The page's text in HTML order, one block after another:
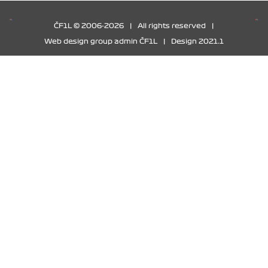
ČF1L © 2006-2026 All rights reserved
Web design group admin ČF1L Design 2021.1